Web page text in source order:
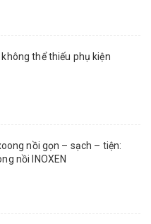
thể thiếu phụ kiện
nồi gọn – sạch – tiện:
nồi INOXEN